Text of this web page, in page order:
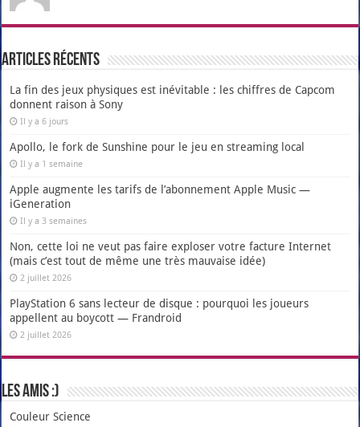
Articles récents
La fin des jeux physiques est inévitable : les chiffres de Capcom
donnent raison à Sony
Il y a 6 jours
Apollo, le fork de Sunshine pour le jeu en streaming local
Il y a 1 semaine
Apple augmente les tarifs de l’abonnement Apple Music —
iGeneration
Il y a 3 semaines
Non, cette loi ne veut pas faire exploser votre facture Internet
(mais c’est tout de même une très mauvaise idée)
2 juillet 2026
PlayStation 6 sans lecteur de disque : pourquoi les joueurs
appellent au boycott — Frandroid
2 juillet 2026
Les amis :)
Couleur Science